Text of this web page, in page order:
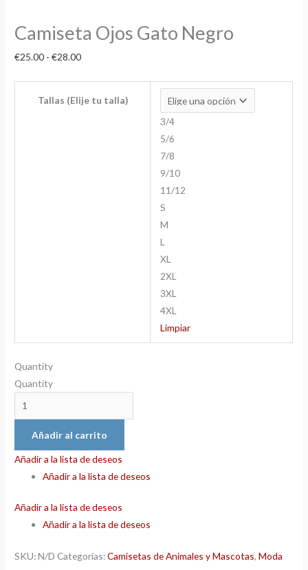
Camiseta Ojos Gato Negro
€25.00 - €28.00
Tallas (Elije tu talla)
3/4
5/6
7/8
9/10
11/12
S
M
L
XL
2XL
3XL
4XL
Limpiar
Quantity
Quantity
Añadir al carrito
Añadir a la lista de deseos
Añadir a la lista de deseos
Añadir a la lista de deseos
Añadir a la lista de deseos
SKU:N/D Categorías:Camisetas de Animales y Mascotas,Moda